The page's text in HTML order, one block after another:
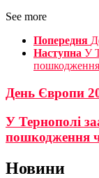
See more
Попередня
Наступна У
День Європи
У Тернополі
пошкодження
Новини